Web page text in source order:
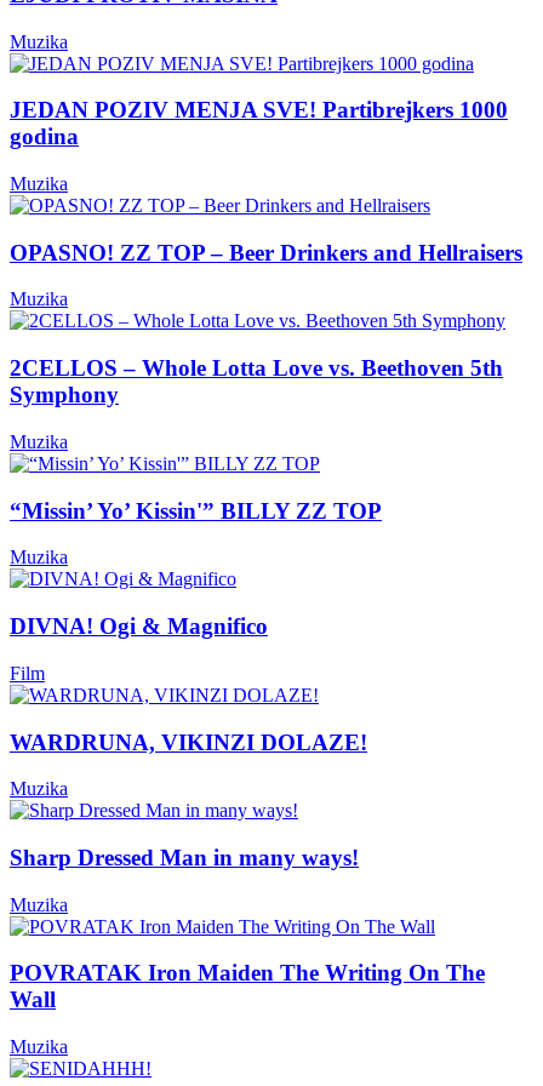
Muzika
JEDAN POZIV MENJA SVE! Partibrejkers 1000
godina
Muzika
OPASNO! ZZ TOP – Beer Drinkers and Hellraisers
Muzika
2CELLOS – Whole Lotta Love vs. Beethoven 5th
Symphony
Muzika
“Missin’ Yo’ Kissin'” BILLY ZZ TOP
Muzika
DIVNA! Ogi & Magnifico
Film
WARDRUNA, VIKINZI DOLAZE!
Muzika
Sharp Dressed Man in many ways!
Muzika
POVRATAK Iron Maiden The Writing On The
Wall
Muzika